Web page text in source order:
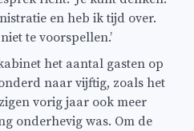
en heb ik tijd over.
te voorspellen.’
het aantal gasten op
naar vijftig, zoals het
vorig jaar ook meer
onderhevig was. Om de